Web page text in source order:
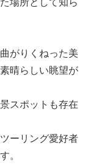
がりくねった美
晴らしい眺望が
スポットも存在
ーリング愛好者
。